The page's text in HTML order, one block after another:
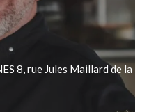
8, rue Jules Maillard de la